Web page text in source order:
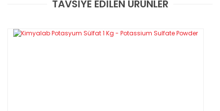
Bu ürüne ilk yorumu siz yapın!
Yorum Yaz
Amonyak (NH3), renksiz, keskin kokulu bir
TAVSİYE EDİLEN ÜRÜNLER